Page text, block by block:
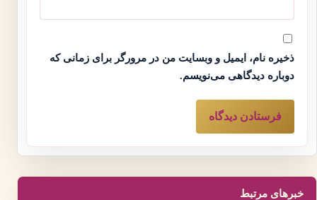
ذخیره نام، ایمیل و وبسایت من در مرورگر برای زمانی که
دوباره دیدگاهی می‌نویسم.
خبرهای مرتبط